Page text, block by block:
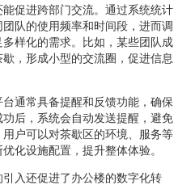
促进跨部门交流。通过系统统计
队的使用频率和时间段，进而调
样化的需求。比如，某些团队成
，形成小型的交流圈，促进信息
通常具备提醒和反馈功能，确保
后，系统会自动发送提醒，避免
户可以对茶歇区的环境、服务等
化设施配置，提升整体体验。
入还促进了办公楼的数字化转